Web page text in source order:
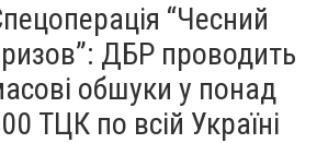
“Чесний
ДБР проводить
обшуки у понад
ТЦК по всій Україні